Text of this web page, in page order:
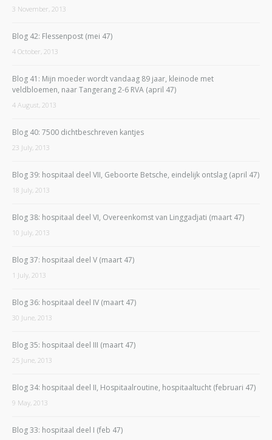
3 November, 2013
Blog 42: Flessenpost (mei 47)
4 October, 2013
Blog 41: Mijn moeder wordt vandaag 89 jaar, kleinode met
veldbloemen, naar Tangerang 2-6 RVA (april 47)
4 August, 2013
Blog 40: 7500 dichtbeschreven kantjes
23 July, 2013
Blog 39: hospitaal deel VII, Geboorte Betsche, eindelijk ontslag (april 47)
18 July, 2013
Blog 38: hospitaal deel VI, Overeenkomst van Linggadjati (maart 47)
10 July, 2013
Blog 37: hospitaal deel V (maart 47)
1 July, 2013
Blog 36: hospitaal deel IV (maart 47)
30 June, 2013
Blog 35: hospitaal deel III (maart 47)
25 June, 2013
Blog 34: hospitaal deel II, Hospitaalroutine, hospitaaltucht (februari 47)
9 May, 2013
Blog 33: hospitaal deel I (feb 47)